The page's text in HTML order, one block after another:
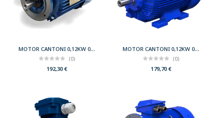
MOTOR CANTONI 0,12KW 0,17CV 750 B14 T71 230/400 IE2
(0)
192,30€
MOTOR CANTONI 0,12KW 0,17CV 750 B3 T71 230/400 IE2
(0)
179,70€